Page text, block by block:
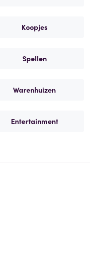
Koopjes
Spellen
Warenhuizen
Entertainment